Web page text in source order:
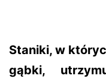
Staniki, w
gąbki,